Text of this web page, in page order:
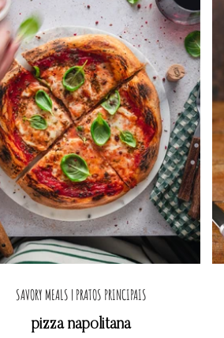
pizza napolitana
SAVORY MEALS | PRATOS PRINCIPAIS